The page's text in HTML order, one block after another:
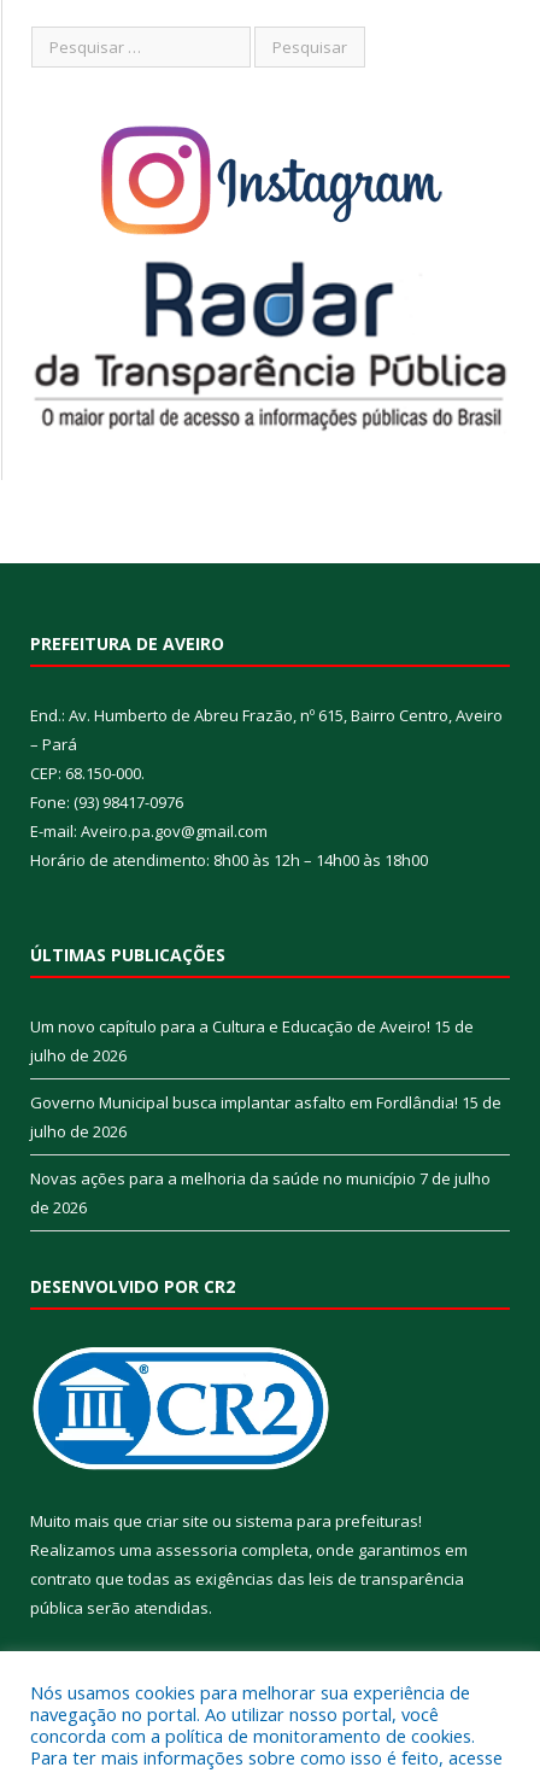
PREFEITURA DE AVEIRO
End.: Av. Humberto de Abreu Frazão, nº 615, Bairro Centro, Aveiro
– Pará
CEP: 68.150-000.
Fone: (93) 98417-0976
E-mail: Aveiro.pa.gov@gmail.com
Horário de atendimento: 8h00 às 12h – 14h00 às 18h00
ÚLTIMAS PUBLICAÇÕES
Um novo capítulo para a Cultura e Educação de Aveiro! 15 de
julho de 2026
Governo Municipal busca implantar asfalto em Fordlândia! 15 de
julho de 2026
Novas ações para a melhoria da saúde no município 7 de julho
de 2026
DESENVOLVIDO POR CR2
Muito mais que criar site ou sistema para prefeituras!
Realizamos uma assessoria completa, onde garantimos em
contrato que todas as exigências das leis de transparência
pública serão atendidas.
Nós usamos cookies para melhorar sua experiência de
navegação no portal. Ao utilizar nosso portal, você
concorda com a política de monitoramento de cookies.
Para ter mais informações sobre como isso é feito, acesse